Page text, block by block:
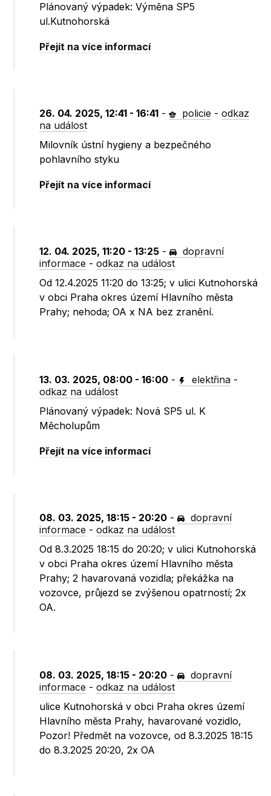
Plánovaný výpadek: Výměna SP5
ul.Kutnohorská
Přejít na více informací
26. 04. 2025, 12:41 - 16:41 - policie -odkaz
na událost
Milovník ústní hygieny a bezpečného
pohlavního styku
Přejít na více informací
12. 04. 2025, 11:20 - 13:25 -
dopravní
informace -odkaz na událost
Od 12.4.2025 11:20 do 13:25; v ulici Kutnohorská
v obci Praha okres území Hlavního města
Prahy; nehoda; OA x NA bez zranění.
13. 03. 2025, 08:00 - 16:00 - elektřina -
odkaz na událost
Plánovaný výpadek: Nová SP5 ul. K
Měcholupům
Přejít na více informací
08. 03. 2025, 18:15 - 20:20 -
dopravní
informace -odkaz na událost
Od 8.3.2025 18:15 do 20:20; v ulici Kutnohorská
v obci Praha okres území Hlavního města
Prahy; 2 havarovaná vozidla; překážka na
vozovce, průjezd se zvýšenou opatrností; 2x
OA.
08. 03. 2025, 18:15 - 20:20 -
dopravní
informace -odkaz na událost
ulice Kutnohorská v obci Praha okres území
Hlavního města Prahy, havarované vozidlo,
Pozor! Předmět na vozovce, od 8.3.2025 18:15
do 8.3.2025 20:20, 2x OA